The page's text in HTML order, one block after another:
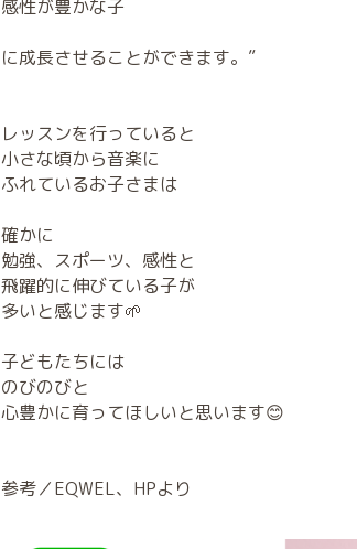
感性が豊かな子
に成長させることができます。”
レッスンを行っていると
小さな頃から音楽に
ふれているお子さまは
確かに
勉強、スポーツ、感性と
飛躍的に伸びている子が
多いと感じます🌱
子どもたちには
のびのびと
心豊かに育ってほしいと思います😊
参考／EQWEL、HPより